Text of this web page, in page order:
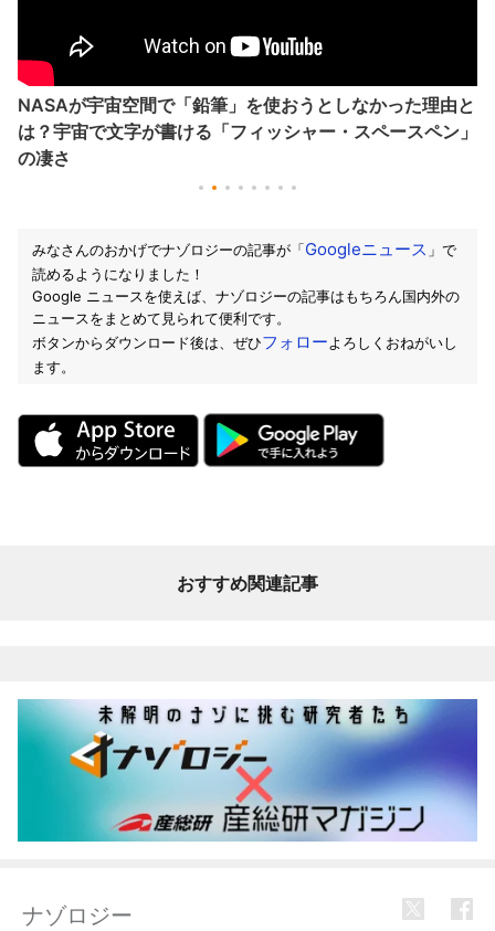
NASAが宇宙空間で「鉛筆」を使おうとしなかった理由と
は？宇宙で文字が書ける「フィッシャー・スペースペン」
の凄さ
みなさんのおかげでナゾロジーの記事が「Googleニュース 」で
読めるようになりました！
Google ニュースを使えば、ナゾロジーの記事はもちろん国内外の
ニュースをまとめて見られて便利です。
ボタンからダウンロード後は、ぜひフォローよろしくおねがいし
ます。
おすすめ関連記事
ナゾロジー